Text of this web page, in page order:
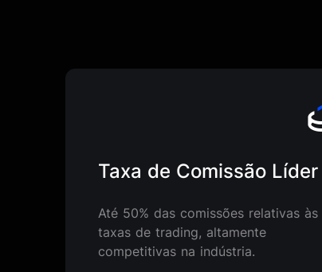
Taxa de Comissão Líder
Até 50% das comissões relativas às
taxas de trading, altamente
competitivas na indústria.